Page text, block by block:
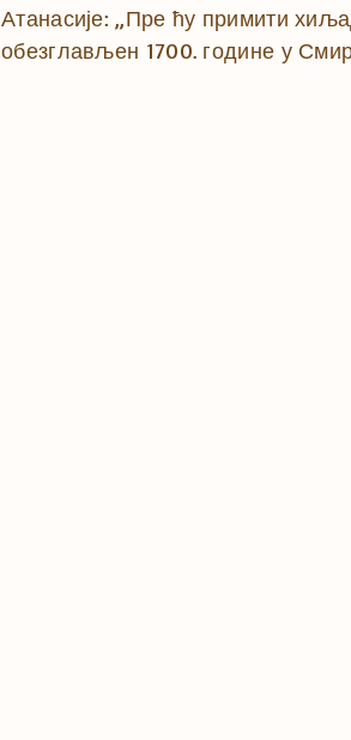
Атанасије: „Пре ћу примити
обезглављен 1700. године у